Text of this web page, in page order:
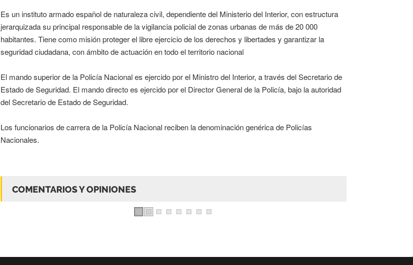
Es un instituto armado español de naturaleza civil, dependiente del Ministerio del Interior, con estructura
jerarquizada su principal responsable de la vigilancia policial de zonas urbanas de más de 20 000
habitantes. Tiene como misión proteger el libre ejercicio de los derechos y libertades y garantizar la
seguridad ciudadana, con ámbito de actuación en todo el territorio nacional
El mando superior de la Policía Nacional es ejercido por el Ministro del Interior, a través del Secretario de
Estado de Seguridad. El mando directo es ejercido por el Director General de la Policía, bajo la autoridad
del Secretario de Estado de Seguridad.
Los funcionarios de carrera de la Policía Nacional reciben la denominación genérica de Policías
Nacionales.
COMENTARIOS Y OPINIONES